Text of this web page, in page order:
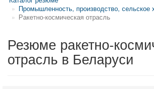
Промышленность, производство, сельское
Ракетно-космическая отрасль
Резюме ракетно-
отрасль в Беларуси